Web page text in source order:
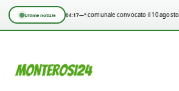
Ultime notizie 04:17—°
Consiglio comunale convocato il 10